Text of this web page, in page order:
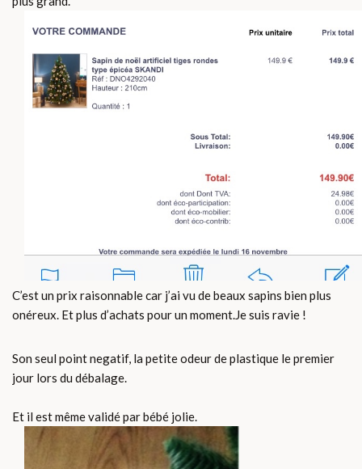
C’est un prix raisonnable car j’ai vu de beaux sapins bien plus
onéreux. Et plus d’achats pour un moment.Je suis ravie !
Son seul point negatif, la petite odeur de plastique le premier
jour lors du débalage.
Et il est même validé par bébé jolie.